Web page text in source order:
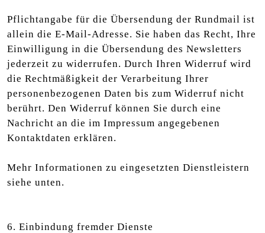
Pflichtangabe für die Übersendung der Rundmail ist
allein die E-Mail-Adresse. Sie haben das Recht, Ihre
Einwilligung in die Übersendung des Newsletters
jederzeit zu widerrufen. Durch Ihren Widerruf wird
die Rechtmäßigkeit der Verarbeitung Ihrer
personenbezogenen Daten bis zum Widerruf nicht
berührt. Den Widerruf können Sie durch eine
Nachricht an die im Impressum angegebenen
Kontaktdaten erklären.
Mehr Informationen zu eingesetzten Dienstleistern
siehe unten.
6. Einbindung fremder Dienste